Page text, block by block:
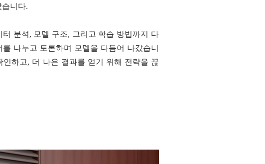
니다.
분석, 모델 구조, 그리고 학습 방법까지 다
나누고 토론하며 모델을 다듬어 나갔습니
하고, 더 나은 결과를 얻기 위해 전략을 끊